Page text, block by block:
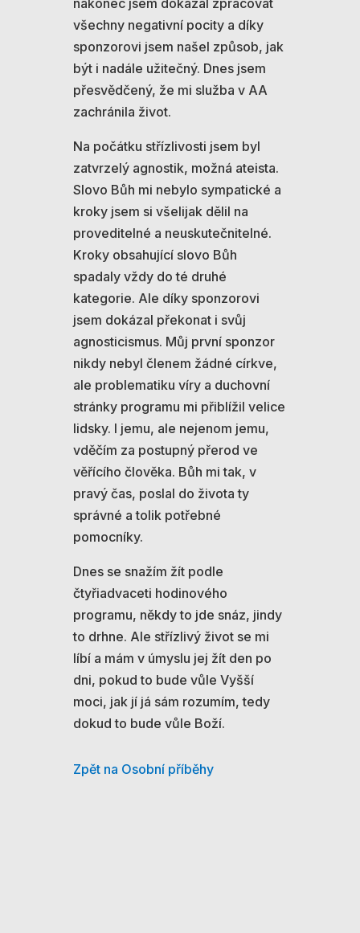
nakonec jsem dokázal zpracovat
všechny negativní pocity a díky
sponzorovi jsem našel způsob, jak
být i nadále užitečný. Dnes jsem
přesvědčený, že mi služba v AA
zachránila život.
Na počátku střízlivosti jsem byl
zatvrzelý agnostik, možná ateista.
Slovo Bůh mi nebylo sympatické a
kroky jsem si všelijak dělil na
proveditelné a neuskutečnitelné.
Kroky obsahující slovo Bůh
spadaly vždy do té druhé
kategorie. Ale díky sponzorovi
jsem dokázal překonat i svůj
agnosticismus. Můj první sponzor
nikdy nebyl členem žádné církve,
ale problematiku víry a duchovní
stránky programu mi přiblížil velice
lidsky. I jemu, ale nejenom jemu,
vděčím za postupný přerod ve
věřícího člověka. Bůh mi tak, v
pravý čas, poslal do života ty
správné a tolik potřebné
pomocníky.
Dnes se snažím žít podle
čtyřiadvaceti hodinového
programu, někdy to jde snáz, jindy
to drhne. Ale střízlivý život se mi
líbí a mám v úmyslu jej žít den po
dni, pokud to bude vůle Vyšší
moci, jak jí já sám rozumím, tedy
dokud to bude vůle Boží.
Zpět na Osobní příběhy